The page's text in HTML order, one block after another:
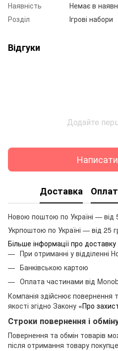
Наявність
Немає в
Розділ
Ігрові набори
Відгуки
Додайте
Написати
Доставка
Новою поштою по Україні — від
Укрпоштою по Україні — від 25
Більше інформації про доставку
При отриманні у відділенні
Банківською картою
Оплата частинами від
Компанія здійснює повернення
якості згідно Закону «Про
Строки повернення і
Повернення та обмін товарів
після отримання товару